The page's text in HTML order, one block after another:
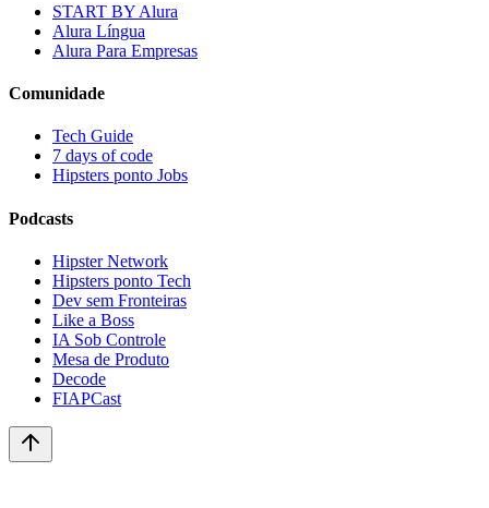
START BY Alura
Alura Língua
Alura Para Empresas
Comunidade
Tech Guide
7 days of code
Hipsters ponto Jobs
Podcasts
Hipster Network
Hipsters ponto Tech
Dev sem Fronteiras
Like a Boss
IA Sob Controle
Mesa de Produto
Decode
FIAPCast